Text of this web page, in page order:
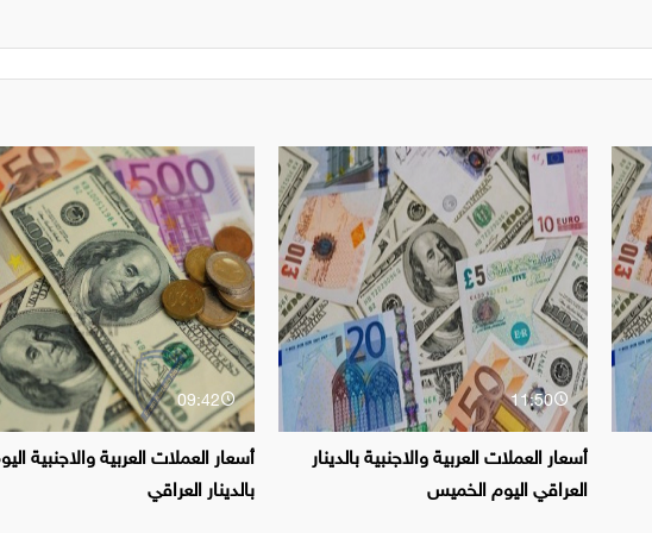
11:50
أسعار العملات العربية والاجنبية بالدينار
العراقي اليوم الخميس
09:42
أسعار العملات العربية والاجنبية
بالدينار العراقي